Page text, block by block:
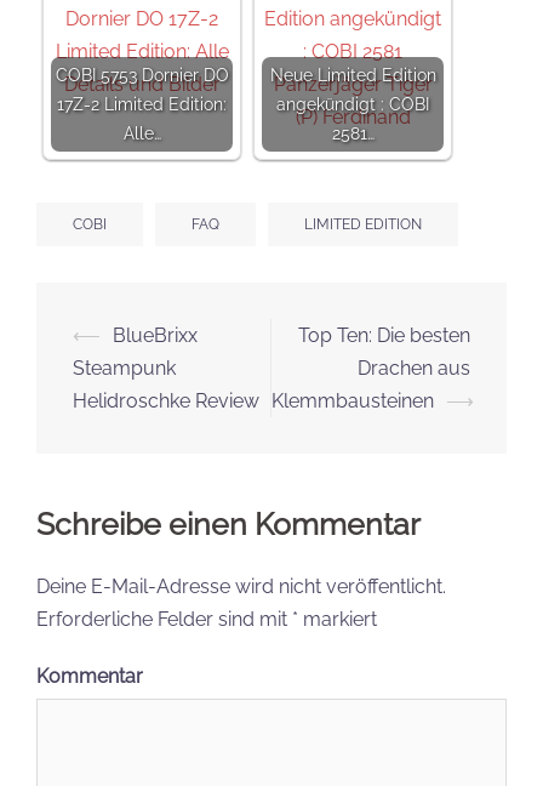
COBI 5753 Dornier DO
17Z-2 Limited Edition:
Alle…
Neue Limited Edition
angekündigt : COBI
2581…
COBI FAQ LIMITED EDITION
Beitrags-
Navigation
⟵
BlueBrixx
Steampunk
Helidroschke Review
Top Ten: Die besten
Drachen aus
Klemmbausteinen ⟶
Schreibe einen Kommentar
Deine E-Mail-Adresse wird nicht veröffentlicht.
Erforderliche Felder sind mit * markiert
Kommentar